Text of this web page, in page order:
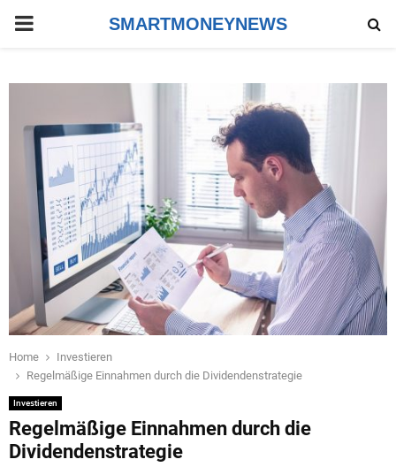
PRIMARY
SMARTMONEYNEWS
Home
Investieren
Regelmäßige Einnahmen durch die Dividendenstrategie
Investieren
Regelmäßige Einnahmen durch die
Dividendenstrategie